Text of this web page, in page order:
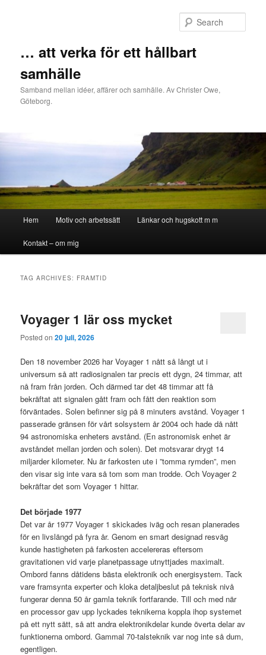
… att verka för ett hållbart
samhälle
Samband mellan idéer, affärer och samhälle. Av Christer Owe,
Göteborg.
Skip to primary content
Skip to secondary content
Hem Motiv och arbetssätt Länkar och hugskott m m
Kontakt – om mig
TAG ARCHIVES: FRAMTID
Voyager 1 lär oss mycket
Posted on20 juli, 2026
Den 18 november 2026 har Voyager 1 nått så långt ut i
universum så att radiosignalen tar precis ett dygn, 24 timmar, att
nå fram från jorden. Och därmed tar det 48 timmar att få
bekräftat att signalen gått fram och fått den reaktion som
förväntades. Solen befinner sig på 8 minuters avstånd. Voyager 1
passerade gränsen för vårt solsystem år 2004 och hade då nått
94 astronomiska enheters avstånd. (En astronomisk enhet är
avståndet mellan jorden och solen). Det motsvarar drygt 14
miljarder kilometer. Nu är farkosten ute i ”tomma rymden”, men
den visar sig inte vara så tom som man trodde. Och Voyager 2
bekräftar det som Voyager 1 hittar.
Det började 1977
Det var år 1977 Voyager 1 skickades iväg och resan planerades
för en livslängd på fyra år. Genom en smart designad resväg
kunde hastigheten på farkosten accelereras eftersom
gravitationen vid varje planetpassage utnyttjades maximalt.
Ombord fanns dåtidens bästa elektronik och energisystem. Tack
vare framsynta experter och kloka detaljbeslut på teknisk nivå
fungerar denna 50 år gamla teknik fortfarande. Till och med när
en processor gav upp lyckades teknikerna koppla ihop systemet
på ett nytt sätt, så att andra elektronikdelar kunde överta delar av
funktionerna ombord. Gammal 70-talsteknik var nog inte så dum,
egentligen.